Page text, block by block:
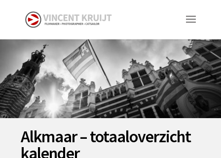
Alkmaar – totaaloverzicht
kalender